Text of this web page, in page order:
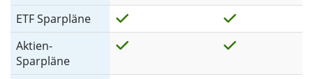
ETF Sparpläne
Aktien-
Sparpläne